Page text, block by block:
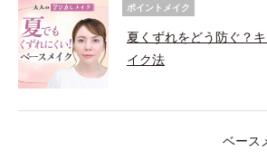
ポイントメイク
夏くずれをどう防ぐ？
イク法
ベース